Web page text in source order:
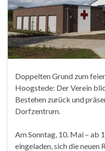
Doppelten Grund zum
Hoogstede: Der Verein
Bestehen zurück und
Dorfzentrum.
Am Sonntag, 10. Mai – ab
eingeladen, sich die neuen